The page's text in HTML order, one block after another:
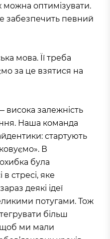
можна оптимізувати.
забезпечить певний
мова. Її треба
за це взятися на
висока залежність
Наша команда
стартують
В
була
стресі, яке
деякі ідеї
потугами. Тож
більш
ми мали